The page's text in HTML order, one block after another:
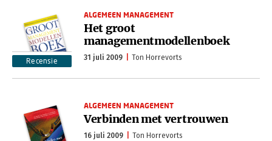
Recensie
ALGEMEEN MANAGEMENT
Het groot
managementmodellenboek
31 juli 2009 Ton Horrevorts
ALGEMEEN MANAGEMENT
Verbinden met vertrouwen
16 juli 2009 Ton Horrevorts